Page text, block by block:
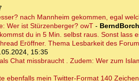
nach Mannheim gekommen, egal
Wer ist Stürzenberger? owT-
du in 5 Min. selbst raus. Sonst lass
Eröffner. Thema Lesbarkeit des
15:35
Chat missbraucht . Zudem: Wer zum
ebenfalls mein Twitter-Format 140